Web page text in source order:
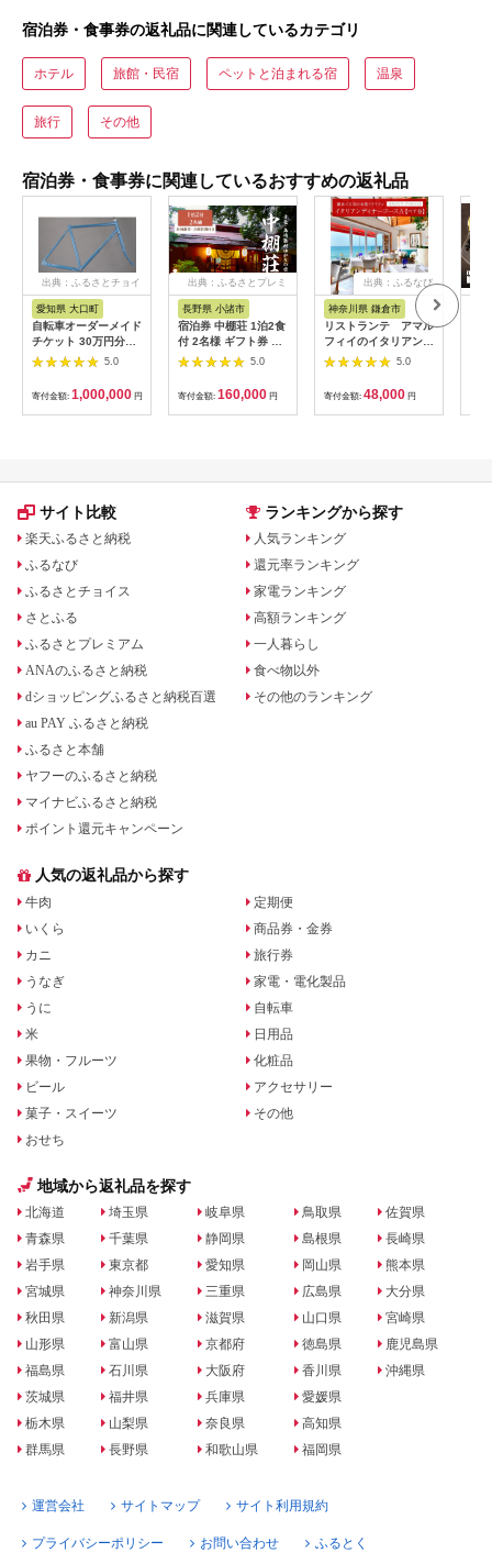
宿泊券・食事券の返礼品に関連しているカテゴリ
ホテル 旅館・民宿 ペットと泊まれる宿 温泉
旅行 その他
宿泊券・食事券に関連しているおすすめの返礼品
出典：ふるさとチョイ
ス
愛知県 大口町
自転車オーダーメイド
チケット 30万円分
【1360365】
5.0
寄付金額: 1,000,000 円
出典：ふるさとプレミ
アム
長野県 小諸市
宿泊券 中棚荘 1泊2食
付 2名様 ギフト券 チ
ケット 券 宿泊 旅行
5.0
寄付金額: 160,000 円
出典：ふるなび
神奈川県 鎌倉市
リストランテ アマル
フィイのイタリアンデ
ィナーコースA ペア
5.0
寄付金額: 48,000 円
サイト比較
楽天ふるさと納税
ふるなび
ふるさとチョイス
さとふる
ふるさとプレミアム
ANAのふるさと納税
dショッピングふるさと納税百選
au PAY ふるさと納税
ふるさと本舗
ヤフーのふるさと納税
マイナビふるさと納税
ポイント還元キャンペーン
ランキングから探す
人気ランキング
還元率ランキング
家電ランキング
高額ランキング
一人暮らし
食べ物以外
その他のランキング
人気の返礼品から探す
牛肉
いくら
カニ
うなぎ
うに
米
果物・フルーツ
ビール
菓子・スイーツ
おせち
定期便
商品券・金券
旅行券
家電・電化製品
自転車
日用品
化粧品
アクセサリー
その他
地域から返礼品を探す
北海道
青森県
岩手県
宮城県
秋田県
山形県
福島県
茨城県
栃木県
群馬県
埼玉県
千葉県
東京都
神奈川県
新潟県
富山県
石川県
福井県
山梨県
長野県
岐阜県
静岡県
愛知県
三重県
滋賀県
京都府
大阪府
兵庫県
奈良県
和歌山県
鳥取県
島根県
岡山県
広島県
山口県
徳島県
香川県
愛媛県
高知県
福岡県
佐賀県
長崎県
熊本県
大分県
宮崎県
鹿児島県
沖縄県
運営会社 サイトマップ サイト利用規約
プライバシーポリシー お問い合わせ ふるとく